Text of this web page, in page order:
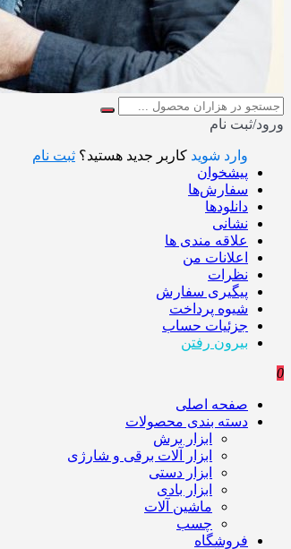
ورود/ثبت نام
وارد شوید کاربر جدید هستید؟ ثبت نام
پیشخوان
سفارش‌ها
دانلودها
نشانی
علاقه مندی ها
اعلانات من
نظرات
پیگیری سفارش
شیوه پرداخت
جزئیات حساب
بیرون رفتن
0
صفحه اصلی
دسته بندی محصولات
ابزار برش
ابزار آلات برقی و شارژی
ابزار دستی
ابزار بادی
ماشین آلات
چسب
فروشگاه